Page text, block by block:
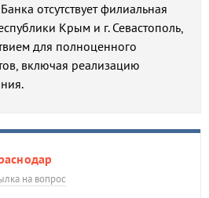
отсутствует филиальная
Крым и г. Севастополь,
для полноценного
включая реализацию
на вопрос